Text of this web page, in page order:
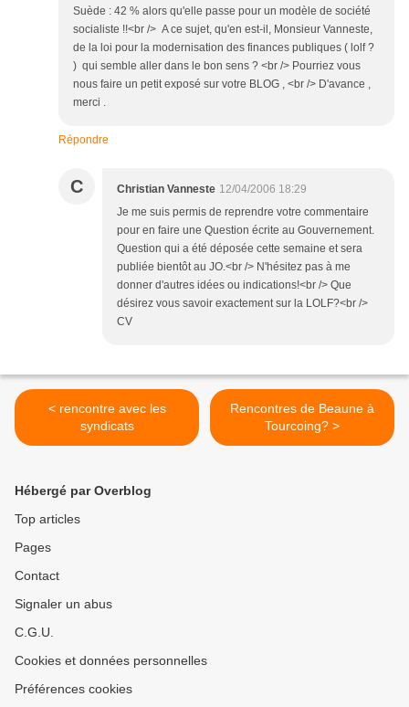
Suède : 42 % alors qu'elle passe pour un modèle de société
socialiste !!<br /> A ce sujet, qu'en est-il, Monsieur Vanneste,
de la loi pour la modernisation des finances publiques ( lolf ?
) qui semble aller dans le bon sens ? <br /> Pourriez vous
nous faire un petit exposé sur votre BLOG , <br /> D'avance ,
merci .
Répondre
C Christian Vanneste 12/04/2006 18:29
Je me suis permis de reprendre votre commentaire
pour en faire une Question écrite au Gouvernement.
Question qui a été déposée cette semaine et sera
publiée bientôt au JO.<br /> N'hésitez pas à me
donner d'autres idées ou indications!<br /> Que
désirez vous savoir exactement sur la LOLF?<br />
CV
< rencontre avec les
syndicats
Rencontres de Beaune à
Tourcoing? >
Hébergé par Overblog
Top articles
Pages
Contact
Signaler un abus
C.G.U.
Cookies et données personnelles
Préférences cookies